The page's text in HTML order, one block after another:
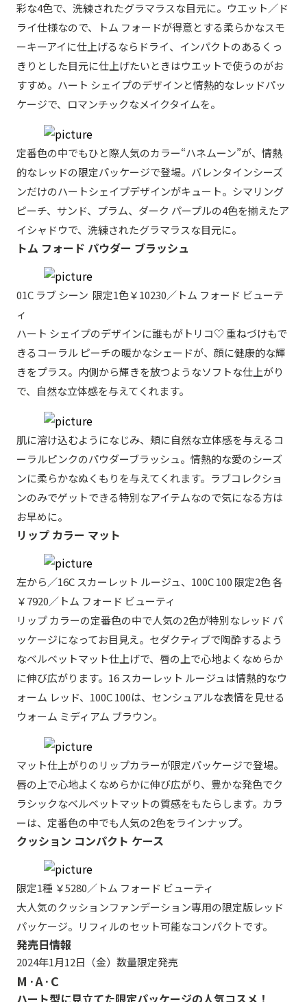
彩な4色で、洗練されたグラマラスな目元に。ウエット／ド
ライ仕様なので、トム フォードが得意とする柔らかなスモ
ーキーアイに仕上げるならドライ、インパクトのあるくっ
きりとした目元に仕上げたいときはウエットで使うのがお
すすめ。ハート シェイプのデザインと情熱的なレッドパッ
ケージで、ロマンチックなメイクタイムを。
定番色の中でもひと際人気のカラー“ハネムーン”が、情熱
的なレッドの限定パッケージで登場。バレンタインシーズ
ンだけのハートシェイプデザインがキュート。シマリング
ピーチ、サンド、プラム、ダーク パープルの4色を揃えたア
イシャドウで、洗練されたグラマラスな目元に。
トム フォード パウダー ブラッシュ
01C ラブ シーン 限定1色￥10230／トム フォード ビューテ
ィ
ハート シェイプのデザインに誰もがトリコ♡ 重ねづけもで
きるコーラル ピーチの暖かなシェードが、顔に健康的な輝
きをプラス。内側から輝きを放つようなソフトな仕上がり
で、自然な立体感を与えてくれます。
肌に溶け込むようになじみ、頬に自然な立体感を与えるコ
ーラルピンクのパウダーブラッシュ。情熱的な愛のシーズ
ンに柔らかなぬくもりを与えてくれます。ラブコレクショ
ンのみでゲットできる特別なアイテムなので気になる方は
お早めに。
リップ カラー マット
左から／16C スカーレット ルージュ、100C 100 限定2色 各
￥7920／トム フォード ビューティ
リップ カラーの定番色の中で人気の2色が特別なレッド パ
ッケージになってお目見え。セダクティブで陶酔するよう
なベルベットマット仕上げで、唇の上で心地よくなめらか
に伸び広がります。16 スカーレット ルージュは情熱的なウ
ォーム レッド、100C 100は、センシュアルな表情を見せる
ウォーム ミディアム ブラウン。
マット仕上がりのリップカラーが限定パッケージで登場。
唇の上で心地よくなめらかに伸び広がり、豊かな発色でク
ラシックなベルベットマットの質感をもたらします。カラ
ーは、定番色の中でも人気の2色をラインナップ。
クッション コンパクト ケース
限定1種 ￥5280／トム フォード ビューティ
大人気のクッションファンデーション専用の限定版レッド
パッケージ。リフィルのセット可能なコンパクトです。
発売日情報
2024年1月12日（金）数量限定発売
M·A·C
ハート型に見立てた限定パッケージの人気コスメ！